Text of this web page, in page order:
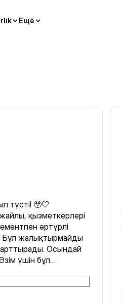
Ещё
түсті! 🥹🤍
қызметкерлері
әртүрлі
Бұл жалықтырмайды
Осындай
үшін бұл